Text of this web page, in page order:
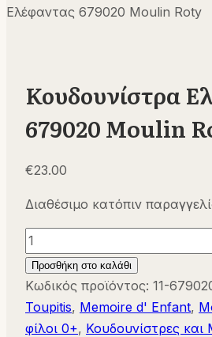
Ελέφαντας 679020 Moulin Roty
Κουδουνίστρα
679020 Moulin
€23.00
Διαθέσιμο κατόπιν
Κουδουνίστρα
Ελέφαντας
679020
Moulin
Roty
Προσθήκη στο καλάθι
Κωδικός προϊόντος: 11-
Toupitis, Memoire d' Enfant,
φίλοι 0+, Κουδουνίστρες και